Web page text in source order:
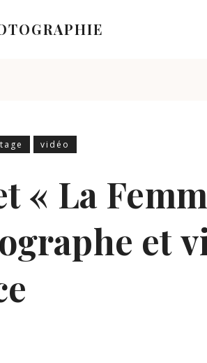
vidéo
« La
et